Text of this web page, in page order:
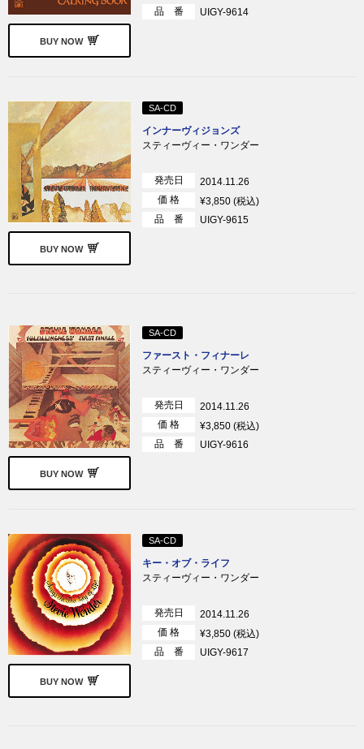
BUY NOW
品 番
UIGY-9614
BUY NOW
SA-CD
インナーヴィジョンズ
スティーヴィー・ワンダー
発売日
2014.11.26
価 格
¥3,850 (税込)
品 番
UIGY-9615
BUY NOW
SA-CD
ファースト・フィナーレ
スティーヴィー・ワンダー
発売日
2014.11.26
価 格
¥3,850 (税込)
品 番
UIGY-9616
BUY NOW
SA-CD
キー・オブ・ライフ
スティーヴィー・ワンダー
発売日
2014.11.26
価 格
¥3,850 (税込)
品 番
UIGY-9617